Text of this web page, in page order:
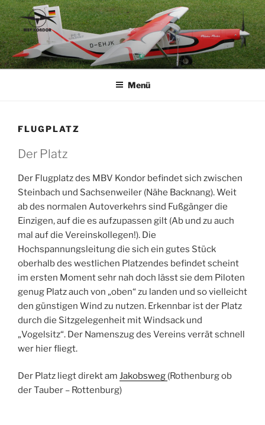
Zum
Inhalt
springen
MBV KONDOR E.V.
Eine weitere WordPress-Website
Menü
FLUGPLATZ
Der Platz
Der Flugplatz des MBV Kondor befindet sich zwischen
Steinbach und Sachsenweiler (Nähe Backnang). Weit
ab des normalen Autoverkehrs sind Fußgänger die
Einzigen, auf die es aufzupassen gilt (Ab und zu auch
mal auf die Vereinskollegen!). Die
Hochspannungsleitung die sich ein gutes Stück
oberhalb des westlichen Platzendes befindet scheint
im ersten Moment sehr nah doch lässt sie dem Piloten
genug Platz auch von „oben“ zu landen und so vielleicht
den günstigen Wind zu nutzen. Erkennbar ist der Platz
durch die Sitzgelegenheit mit Windsack und
„Vogelsitz“. Der Namenszug des Vereins verrät schnell
wer hier fliegt.
Der Platz liegt direkt am Jakobsweg (Rothenburg ob
der Tauber – Rottenburg)